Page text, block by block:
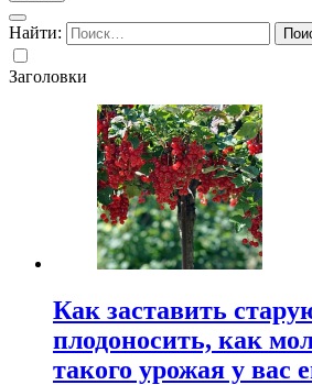
Найти:
Заголовки
Как заставить
плодоносить, как
такого урожая у вас